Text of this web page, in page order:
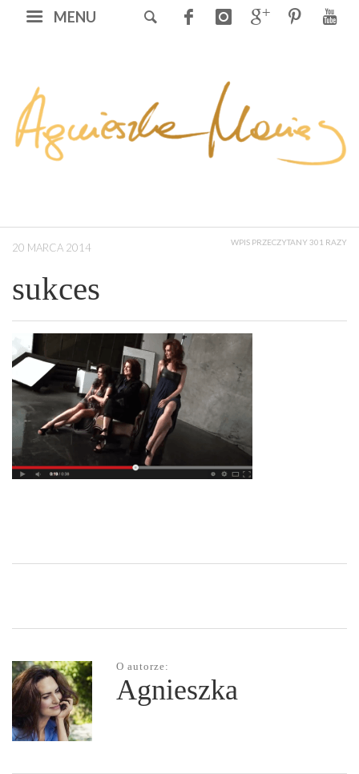
MENU
20 MARCA 2014 WPIS PRZECZYTANY 301 RAZY
sukces
O autorze:
Agnieszka